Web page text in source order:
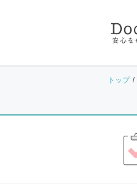
トップ